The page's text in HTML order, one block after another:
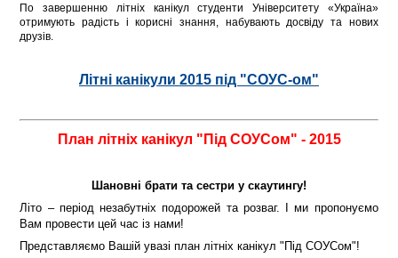
По завершенню літніх канікул студенти Університету «Україна»
отримують радість і корисні знання, набувають досвіду та нових
друзів.
Літні канікули 2015 під "СОУС-ом"
План літніх канікул "Під СОУСом" - 2015
Шановні брати та сестри у скаутингу!
Літо – період незабутніх подорожей та розваг. І ми пропонуємо
Вам провести цей час із нами!
Представляємо Вашій увазі план літніх канікул "Під СОУСом"!